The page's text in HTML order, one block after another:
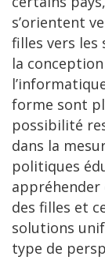
s’orientent
filles vers les
la conception
forme sont
possibilité
dans la
politiques
appréhender
des filles et
solutions
type de